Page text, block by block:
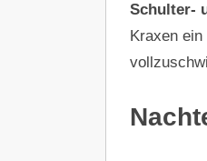
Schulter-
Kraxen ein